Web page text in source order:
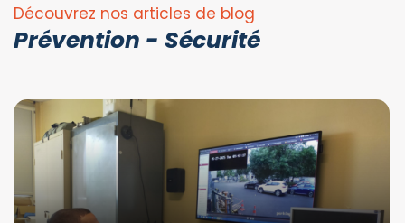
Découvrez nos articles de blog
Prévention - Sécurité